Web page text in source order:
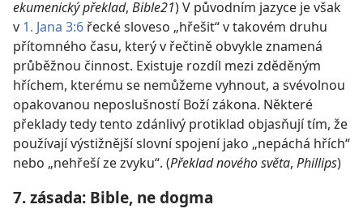
ekumenický překlad, Bible21) V původním jazyce je však
v 1. Jana 3:6 řecké sloveso „hřešit“ v takovém druhu
přítomného času, který v řečtině obvykle znamená
průběžnou činnost. Existuje rozdíl mezi zděděným
hříchem, kterému se nemůžeme vyhnout, a svévolnou
opakovanou neposlušností Boží zákona. Některé
překlady tedy tento zdánlivý protiklad objasňují tím, že
používají výstižnější slovní spojení jako „nepáchá hřích“
nebo „nehřeší ze zvyku“. (Překlad nového světa, Phillips)
7. zásada: Bible, ne dogma